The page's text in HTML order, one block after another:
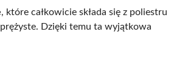
, które całkowicie składa się z poliestru
Dzięki temu ta wyjątkowa